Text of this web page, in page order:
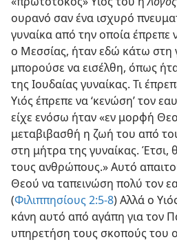
ουρανό σαν ένα ισχυρό
γυναίκα από την οποία έπρεπε
ο Μεσσίας, ήταν εδώ κάτω στη
μπορούσε να εισέλθη, όπως
της Ιουδαίας γυναίκας. Τι
Υιός έπρεπε να ‘κενώση’ τον
είχε ενόσω ήταν «εν μορφή
μεταβιβασθή η ζωή του από
στη μήτρα της γυναίκας. Έτσι,
τους ανθρώπους.» Αυτό
Θεού να ταπεινώση πολύ τον
(Φιλιππησίους 2:5-8) Αλλά ο
κάνη αυτό από αγάπη για τον
υπηρετήση τους σκοπούς του